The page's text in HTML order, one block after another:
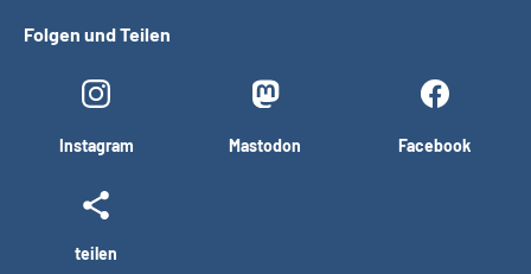
Folgen und Teilen
Instagram Mastodon Facebook
teilen